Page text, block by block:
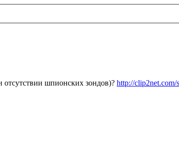
шпионских зондов)? http://clip2net.com/